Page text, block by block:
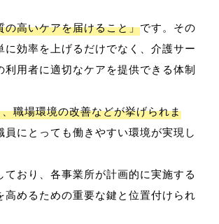
の高いケアを届けること」です。その
効率を上げるだけでなく、介護サー
用者に適切なケアを提供できる体制
職場環境の改善などが挙げられま
にとっても働きやすい環境が実現し
おり、各事業所が計画的に実施する
めるための重要な鍵と位置付けられ